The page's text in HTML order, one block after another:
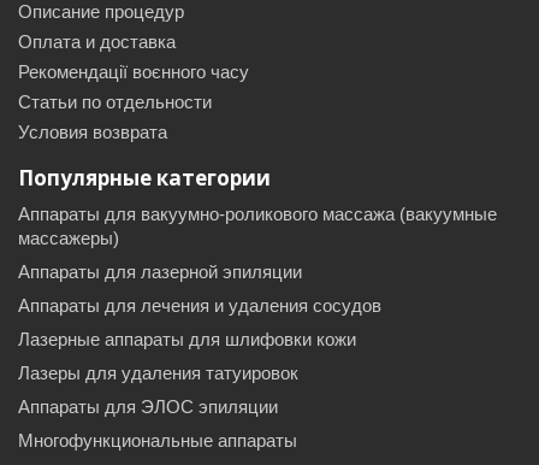
Описание процедур
Оплата и доставка
Рекомендації воєнного часу
Статьи по отдельности
Условия возврата
Популярные категории
Аппараты для вакуумно-роликового массажа (вакуумные
массажеры)
Аппараты для лазерной эпиляции
Аппараты для лечения и удаления сосудов
Лазерные аппараты для шлифовки кожи
Лазеры для удаления татуировок
Аппараты для ЭЛОС эпиляции
Многофункциональные аппараты